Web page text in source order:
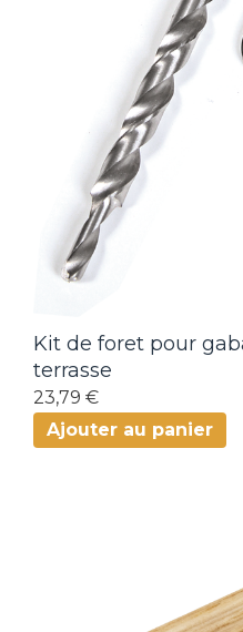
Kit de foret pour
terrasse
23,79 €
Ajouter au panier